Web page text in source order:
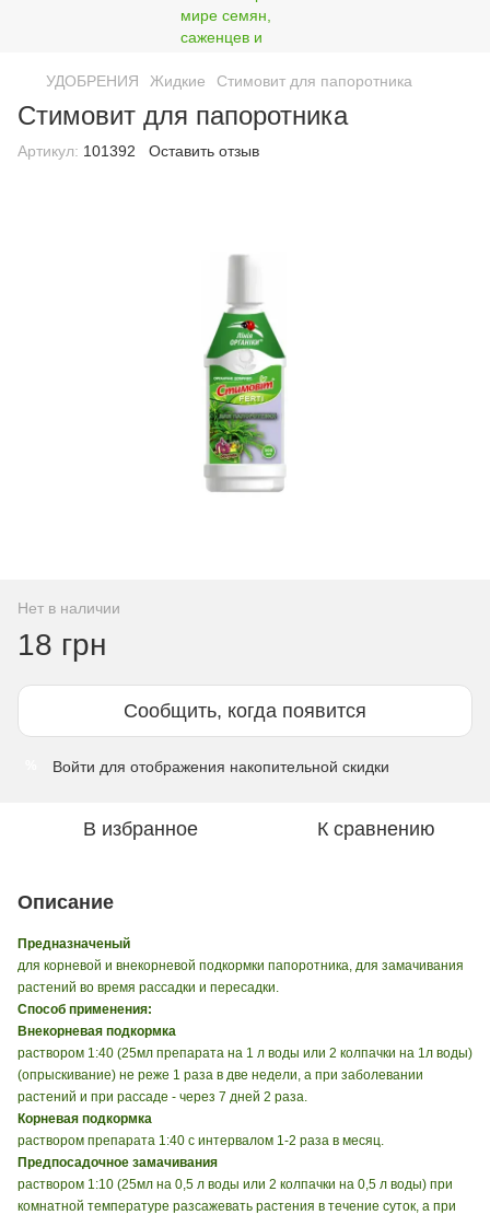
УДОБРЕНИЯ Жидкие Стимовит для папоротника
Стимовит для папоротника
Артикул: 101392 Оставить отзыв
Нет в наличии
18 грн
Сообщить, когда появится
Войти для отображения накопительной скидки
В избранное К сравнению
Описание
Предназначеный
для корневой и внекорневой подкормки папоротника, для замачивания
растений во время рассадки и пересадки.
Способ применения:
Внекорневая подкормка
раствором 1:40 (25мл препарата на 1 л воды или 2 колпачки на 1л воды)
(опрыскивание) не реже 1 раза в две недели, а при заболевании
растений и при рассаде - через 7 дней 2 раза.
Корневая подкормка
раствором препарата 1:40 с интервалом 1-2 раза в месяц.
Предпосадочное замачивания
раствором 1:10 (25мл на 0,5 л воды или 2 колпачки на 0,5 л воды) при
комнатной температуре разсажевать растения в течение суток, а при